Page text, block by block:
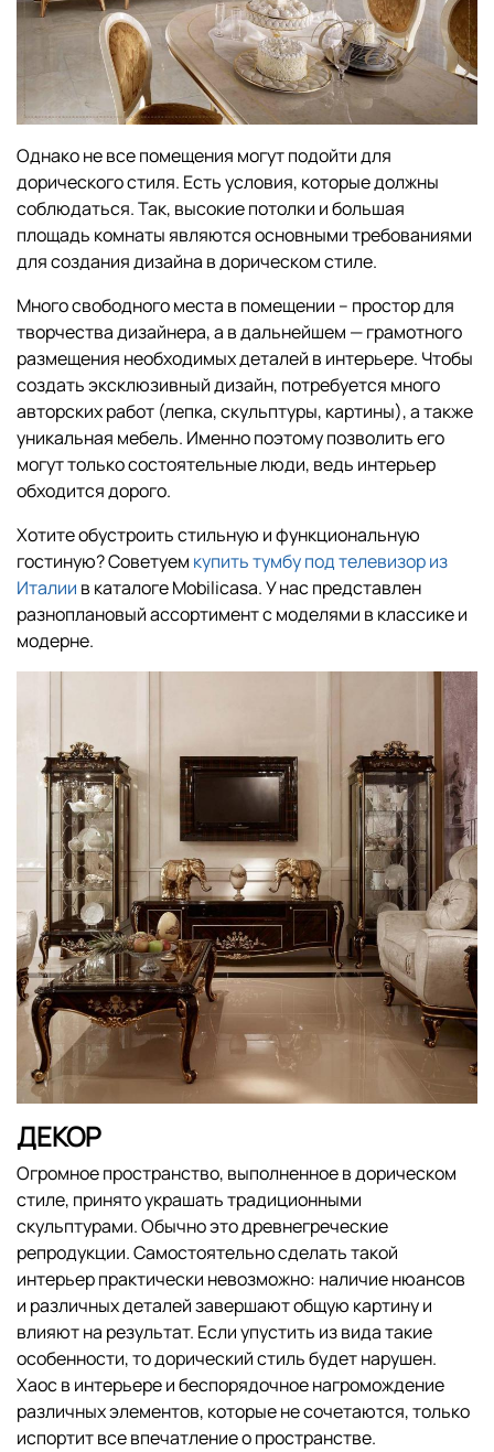
Однако не все помещения могут подойти для
дорического стиля. Есть условия, которые должны
соблюдаться. Так, высокие потолки и большая
площадь комнаты являются основными требованиями
для создания дизайна в дорическом стиле.
Много свободного места в помещении – простор для
творчества дизайнера, а в дальнейшем — грамотного
размещения необходимых деталей в интерьере. Чтобы
создать эксклюзивный дизайн, потребуется много
авторских работ (лепка, скульптуры, картины), а также
уникальная мебель. Именно поэтому позволить его
могут только состоятельные люди, ведь интерьер
обходится дорого.
Хотите обустроить стильную и функциональную
гостиную? Советуем купить тумбу под телевизор из
Италии в каталоге Mobilicasa. У нас представлен
разноплановый ассортимент с моделями в классике и
модерне.
ДЕКОР
Огромное пространство, выполненное в дорическом
стиле, принято украшать традиционными
скульптурами. Обычно это древнегреческие
репродукции. Самостоятельно сделать такой
интерьер практически невозможно: наличие нюансов
и различных деталей завершают общую картину и
влияют на результат. Если упустить из вида такие
особенности, то дорический стиль будет нарушен.
Хаос в интерьере и беспорядочное нагромождение
различных элементов, которые не сочетаются, только
испортит все впечатление о пространстве.